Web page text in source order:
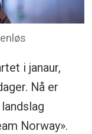
i janaur,
Nå er
Norway».